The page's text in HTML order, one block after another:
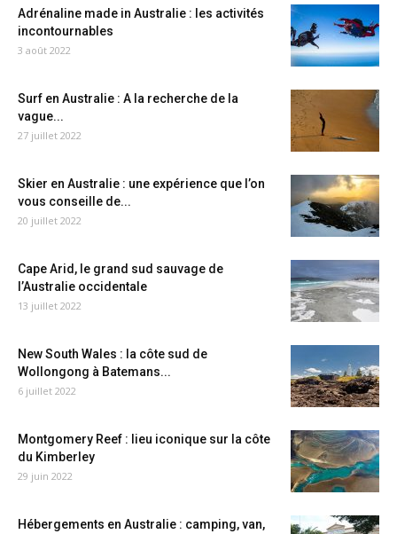
Adrénaline made in Australie : les activités
incontournables
3 août 2022
Surf en Australie : A la recherche de la
vague...
27 juillet 2022
Skier en Australie : une expérience que l’on
vous conseille de...
20 juillet 2022
Cape Arid, le grand sud sauvage de
l’Australie occidentale
13 juillet 2022
New South Wales : la côte sud de
Wollongong à Batemans...
6 juillet 2022
Montgomery Reef : lieu iconique sur la côte
du Kimberley
29 juin 2022
Hébergements en Australie : camping, van,